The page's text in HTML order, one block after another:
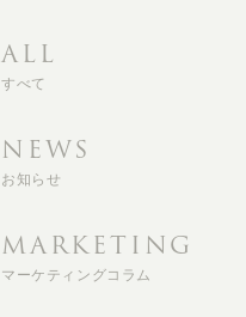
ALL
すべて
NEWS
お知らせ
MARKETING
マーケティングコラム